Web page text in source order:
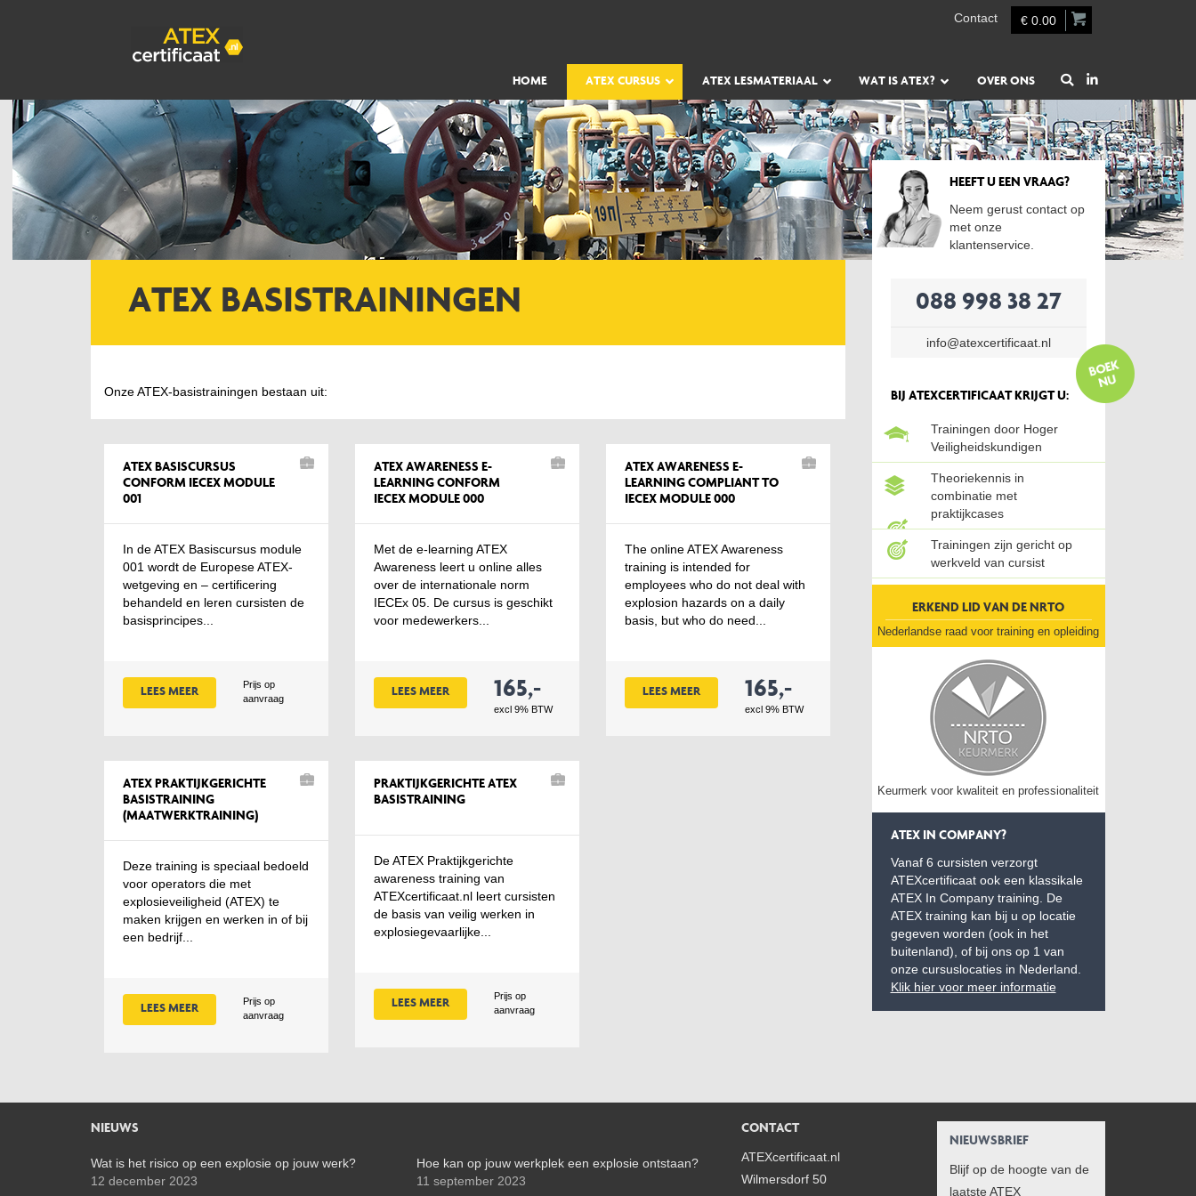
Contact € 0.00
HOME ATEX CURSUS ATEX LESMATERIAAL WAT IS ATEX? OVER ONS
ATEX BASISTRAININGEN
Onze ATEX-basistrainingen bestaan uit:
ATEX BASISCURSUS
CONFORM IECEX MODULE
001
In de ATEX Basiscursus module
001 wordt de Europese ATEX-
wetgeving en – certificering
behandeld en leren cursisten de
basisprincipes...
LEES MEER
Prijs op
aanvraag
ATEX AWARENESS E-
LEARNING CONFORM
IECEX MODULE 000
Met de e-learning ATEX
Awareness leert u online alles
over de internationale norm
IECEx 05. De cursus is geschikt
voor medewerkers...
LEES MEER 165,-
excl 9% BTW
ATEX AWARENESS E-
LEARNING COMPLIANT TO
IECEX MODULE 000
The online ATEX Awareness
training is intended for
employees who do not deal with
explosion hazards on a daily
basis, but who do need...
LEES MEER 165,-
excl 9% BTW
ATEX PRAKTIJKGERICHTE
BASISTRAINING
(MAATWERKTRAINING)
Deze training is speciaal bedoeld
voor operators die met
explosieveiligheid (ATEX) te
maken krijgen en werken in of bij
een bedrijf...
LEES MEER
Prijs op
aanvraag
PRAKTIJKGERICHTE ATEX
BASISTRAINING
De ATEX Praktijkgerichte
awareness training van
ATEXcertificaat.nl leert cursisten
de basis van veilig werken in
explosiegevaarlijke...
LEES MEER
Prijs op
aanvraag
HEEFT U EEN VRAAG?
Neem gerust contact op
met onze
klantenservice.
088 998 38 27
info@atexcertificaat.nl
BIJ ATEXCERTIFICAAT KRIJGT U:
Trainingen door Hoger
Veiligheidskundigen
Theoriekennis in
combinatie met
praktijkcases
Trainingen zijn gericht op
werkveld van cursist
ERKEND LID VAN DE NRTO
Nederlandse raad voor training en opleiding
Keurmerk voor kwaliteit en professionaliteit
ATEX IN COMPANY?
Vanaf 6 cursisten verzorgt
ATEXcertificaat ook een klassikale
ATEX In Company training. De
ATEX training kan bij u op locatie
gegeven worden (ook in het
buitenland), of bij ons op 1 van
onze cursuslocaties in Nederland.
Klik hier voor meer informatie
NIEUWS
Wat is het risico op een explosie op jouw werk?
12 december 2023
Hoe kan op jouw werkplek een explosie ontstaan?
11 september 2023
CONTACT
ATEXcertificaat.nl
Wilmersdorf 50
NIEUWSBRIEF
Blijf op de hoogte van de
laatste ATEX